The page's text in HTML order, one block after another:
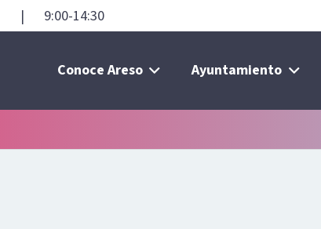
| 9:00-14:30
Conoce Areso Ayuntamiento